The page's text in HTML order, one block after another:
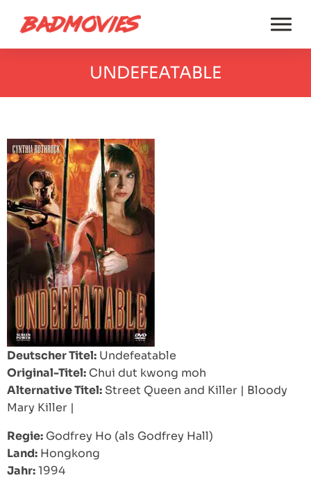
UNDEFEATABLE
Deutscher Titel: Undefeatable
Original-Titel: Chui dut kwong moh
Alternative Titel: Street Queen and Killer | Bloody
Mary Killer |
Regie: Godfrey Ho (als Godfrey Hall)
Land: Hongkong
Jahr:1994